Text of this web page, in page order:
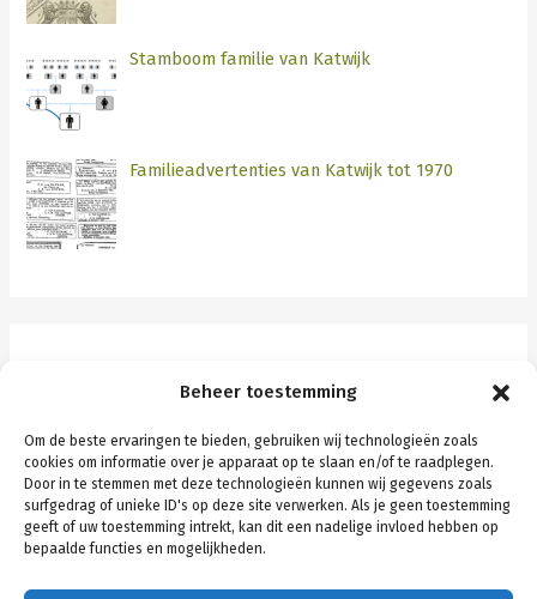
Beheer toestemming
Om de beste ervaringen te bieden, gebruiken wij technologieën zoals
cookies om informatie over je apparaat op te slaan en/of te raadplegen.
Door in te stemmen met deze technologieën kunnen wij gegevens zoals
surfgedrag of unieke ID's op deze site verwerken. Als je geen toestemming
geeft of uw toestemming intrekt, kan dit een nadelige invloed hebben op
bepaalde functies en mogelijkheden.
Stamboom familie van Katwijk
Familieadvertenties van Katwijk tot 1970
Katwijk
Rotterdam
Schiedam
Stamboom algemeen
Stamboom persoonlijk